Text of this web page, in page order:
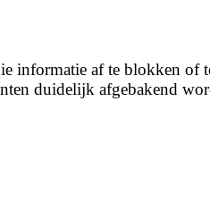
informatie af te blokken of
duidelijk afgebakend